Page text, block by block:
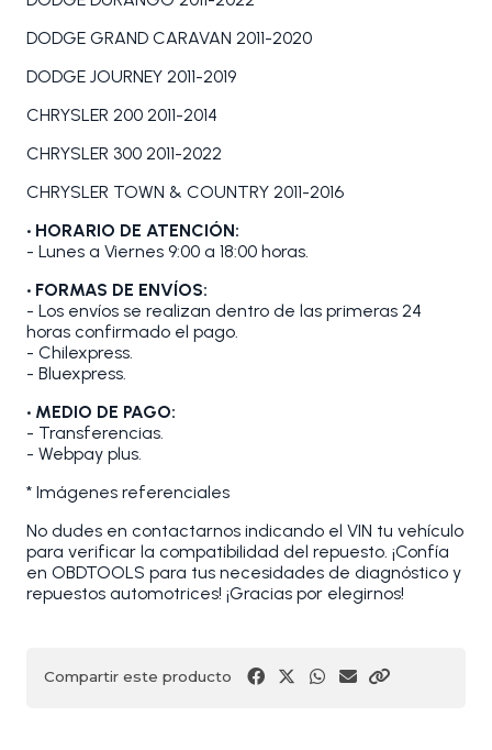
DODGE GRAND CARAVAN 2011-2020
DODGE JOURNEY 2011-2019
CHRYSLER 200 2011-2014
CHRYSLER 300 2011-2022
CHRYSLER TOWN & COUNTRY 2011-2016
• HORARIO DE ATENCIÓN:
- Lunes a Viernes 9:00 a 18:00 horas.
• FORMAS DE ENVÍOS:
- Los envíos se realizan dentro de las primeras 24
horas confirmado el pago.
- Chilexpress.
- Bluexpress.
• MEDIO DE PAGO:
- Transferencias.
- Webpay plus.
* Imágenes referenciales
No dudes en contactarnos indicando el VIN tu vehículo
para verificar la compatibilidad del repuesto. ¡Confía
en OBDTOOLS para tus necesidades de diagnóstico y
repuestos automotrices! ¡Gracias por elegirnos!
Compartir este producto